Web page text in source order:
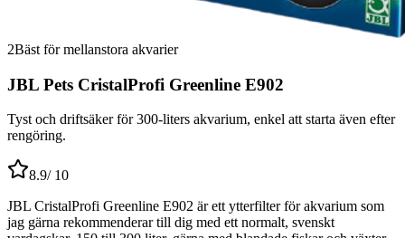
2Bäst för mellanstora akvarier
JBL Pets CristalProfi Greenline E902
Tyst och driftsäker för 300-liters akvarium, enkel att starta även efter
rengöring.
8.9/ 10
JBL CristalProfi Greenline E902 är ett ytterfilter för akvarium som
jag gärna rekommenderar till dig med ett normalt, svenskt